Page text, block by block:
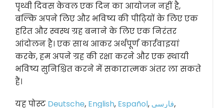
पृथ्वी दिवस केवल एक दिन का आयोजन नहीं है,
बल्कि अपने लिए और भविष्य की पीढ़ियों के लिए एक
हरित और स्वस्थ ग्रह बनाने के लिए एक निरंतर
आंदोलन है। एक साथ आकर अर्थपूर्ण कार्रवाइयां
करके, हम अपने ग्रह की रक्षा करने और एक स्थायी
भविष्य सुनिश्चित करने में सकारात्मक अंतर ला सकते
हैं।
यह पोस्ट Deutsche, English, Español, فارسی,